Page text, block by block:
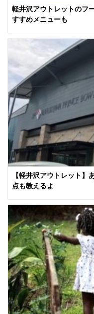
軽井沢アウトレットのフ
すすめメニューも
【軽井沢アウトレット】
点も教えるよ